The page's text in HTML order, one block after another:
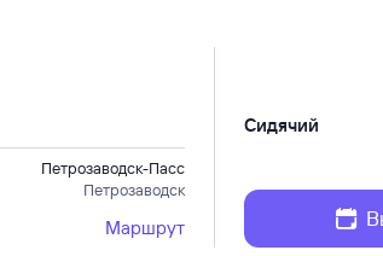
Петрозаводск-Пасс
Петрозаводск
Маршрут
Сидячий